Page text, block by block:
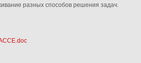
разных способов решения задач.